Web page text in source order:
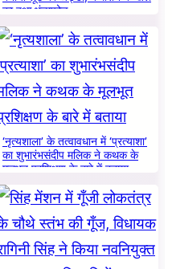
का हुआ भंडाफोड़
‘नृत्यशाला’ के तत्वावधान में ‘प्रत्याशा’
का शुभारंभसंदीप मलिक ने कथक के
मूलभूत प्रशिक्षण के बारे में बताया